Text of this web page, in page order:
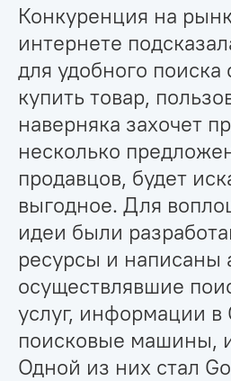
Конкуренция на
интернете
для удобного поиска
купить товар,
наверняка захочет
несколько
продавцов, будет
выгодное. Для
идеи были
ресурсы и написаны
осуществлявшие
услуг, информации
поисковые машины,
Одной из них стал